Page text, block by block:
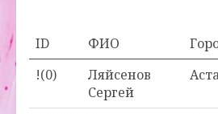
ID ФИО
!(0)
Ляйсенов
Сергей